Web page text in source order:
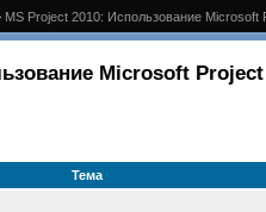
MS Project 2010: Использование Microsoft
Microsoft
Тема